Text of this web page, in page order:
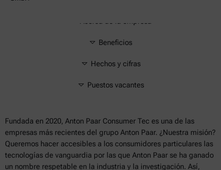
Acerca de la empresa
Beneficios
Hechos y cifras
Puestos vacantes
Fundada en 2020, Anton Paar Consumer Tec es una de las
empresas más recientes del grupo Anton Paar. ¿Nuestra misión?
Queremos hacer accesibles a los consumidores particulares las
tecnologías de vanguardia por las que Anton Paar se ha ganado
un nombre respetable en la industria y la investigación. Así,